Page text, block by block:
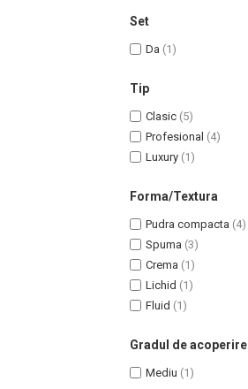
Plasturi ochi / nas / frunte
Produse Curatare Ten
Set
Da (1)
Tip
Clasic (5)
Profesional (4)
Luxury (1)
Forma/Textura
Pudra compacta (4)
Spuma (3)
Crema (1)
Lichid (1)
Fluid (1)
Gradul de acoperire
Mediu (1)